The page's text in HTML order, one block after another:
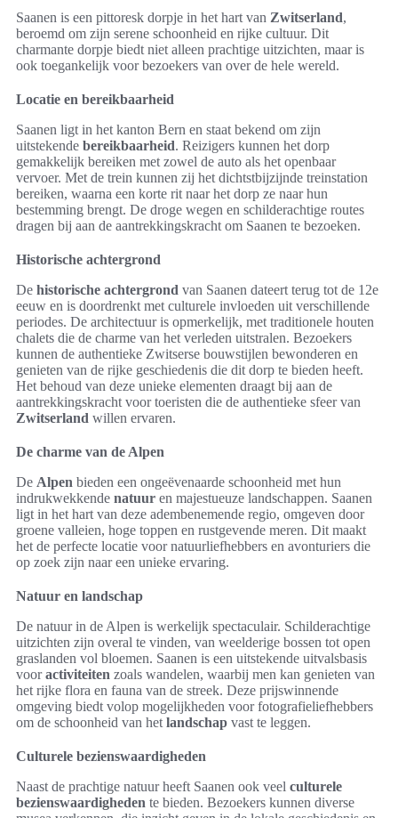
Saanen is een pittoresk dorpje in het hart van Zwitserland,
beroemd om zijn serene schoonheid en rijke cultuur. Dit
charmante dorpje biedt niet alleen prachtige uitzichten, maar is
ook toegankelijk voor bezoekers van over de hele wereld.
Locatie en bereikbaarheid
Saanen ligt in het kanton Bern en staat bekend om zijn
uitstekende bereikbaarheid. Reizigers kunnen het dorp
gemakkelijk bereiken met zowel de auto als het openbaar
vervoer. Met de trein kunnen zij het dichtstbijzijnde treinstation
bereiken, waarna een korte rit naar het dorp ze naar hun
bestemming brengt. De droge wegen en schilderachtige routes
dragen bij aan de aantrekkingskracht om Saanen te bezoeken.
Historische achtergrond
De historische achtergrond van Saanen dateert terug tot de 12e
eeuw en is doordrenkt met culturele invloeden uit verschillende
periodes. De architectuur is opmerkelijk, met traditionele houten
chalets die de charme van het verleden uitstralen. Bezoekers
kunnen de authentieke Zwitserse bouwstijlen bewonderen en
genieten van de rijke geschiedenis die dit dorp te bieden heeft.
Het behoud van deze unieke elementen draagt bij aan de
aantrekkingskracht voor toeristen die de authentieke sfeer van
Zwitserland willen ervaren.
De charme van de Alpen
De Alpen bieden een ongeëvenaarde schoonheid met hun
indrukwekkende natuur en majestueuze landschappen. Saanen
ligt in het hart van deze adembenemende regio, omgeven door
groene valleien, hoge toppen en rustgevende meren. Dit maakt
het de perfecte locatie voor natuurliefhebbers en avonturiers die
op zoek zijn naar een unieke ervaring.
Natuur en landschap
De natuur in de Alpen is werkelijk spectaculair. Schilderachtige
uitzichten zijn overal te vinden, van weelderige bossen tot open
graslanden vol bloemen. Saanen is een uitstekende uitvalsbasis
vooractiviteiten zoals wandelen, waarbij men kan genieten van
het rijke flora en fauna van de streek. Deze prijswinnende
omgeving biedt volop mogelijkheden voor fotografieliefhebbers
om de schoonheid van het landschap vast te leggen.
Culturele bezienswaardigheden
Naast de prachtige natuur heeft Saanen ook veel culturele
bezienswaardigheden te bieden. Bezoekers kunnen diverse